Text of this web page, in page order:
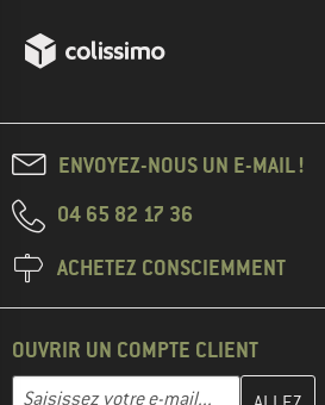
ENVOYEZ-NOUS UN E-MAIL !
04 65 82 17 36
ACHETEZ CONSCIEMMENT
OUVRIR UN COMPTE CLIENT
Adresse e-mail
Entrez votre adresse e-mail ici et